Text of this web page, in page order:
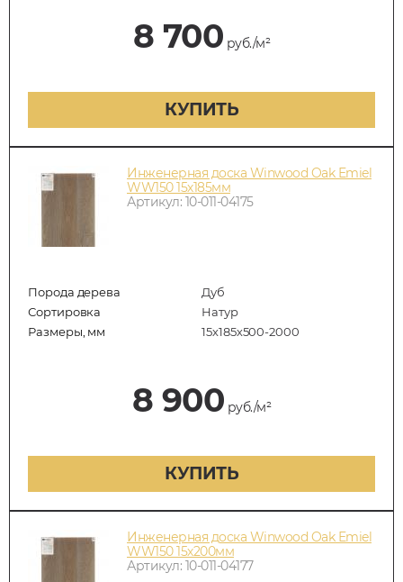
8 700 руб./м²
КУПИТЬ
Инженерная доска Winwood Oak Emiel
WW150 15х185мм
Артикул: 10-011-04175
Порода дерева
Дуб
Сортировка
Натур
Размеры, мм
15х185х500-2000
8 900 руб./м²
КУПИТЬ
Инженерная доска Winwood Oak Emiel
WW150 15х200мм
Артикул: 10-011-04177